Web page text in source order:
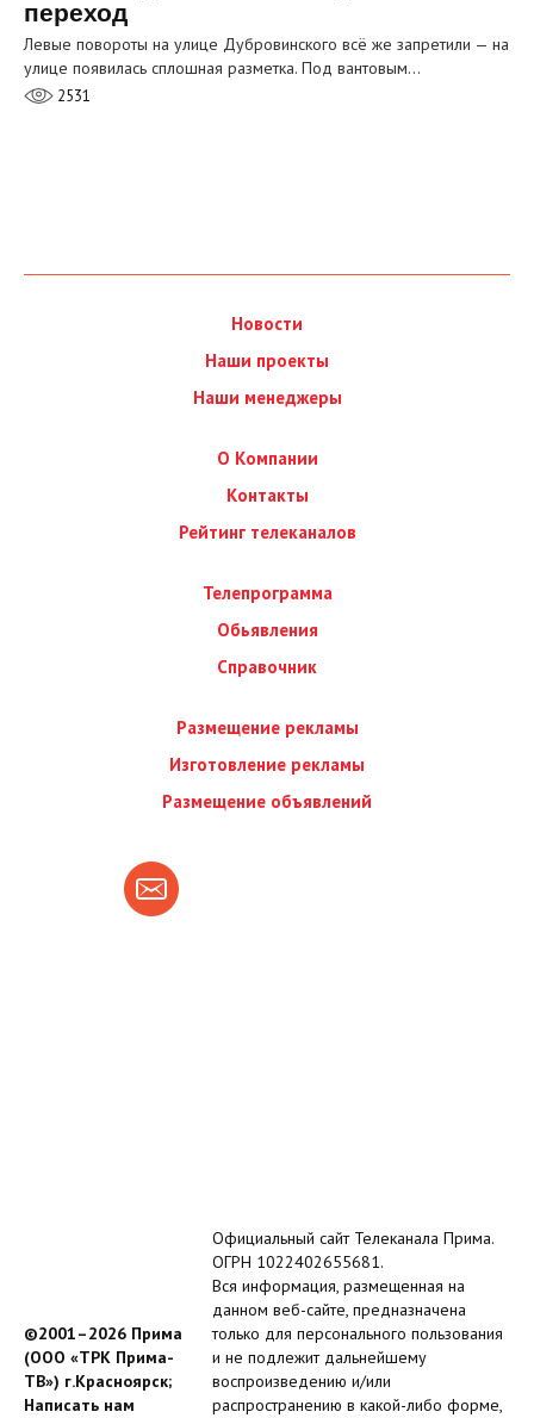
переход
Левые повороты на улице Дубровинского всё же запретили — на
улице появилась сплошная разметка. Под вантовым…
2531
Новости
Наши проекты
Наши менеджеры
О Компании
Контакты
Рейтинг телеканалов
Телепрограмма
Обьявления
Справочник
Размещение рекламы
Изготовление рекламы
Размещение объявлений
©2001–2026 Прима
(ООО «ТРК Прима-
ТВ») г.Красноярск;
Написать нам
Официальный сайт Телеканала Прима.
ОГРН 1022402655681.
Вся информация, размещенная на
данном веб-сайте, предназначена
только для персонального пользования
и не подлежит дальнейшему
воспроизведению и/или
распространению в какой-либо форме,